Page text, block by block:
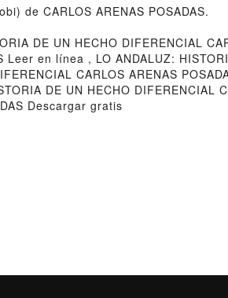
de CARLOS ARENAS POSADAS.
DE UN HECHO DIFERENCIAL
Leer en línea , LO ANDALUZ:
CARLOS ARENAS
DE UN HECHO DIFERENCIAL
Descargar gratis